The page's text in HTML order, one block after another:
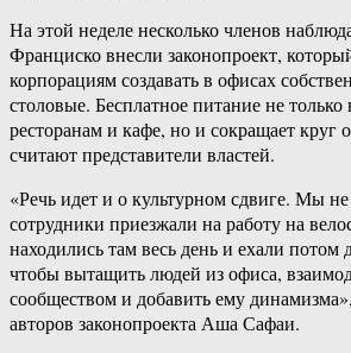
На этой неделе несколько членов
Франциско внесли законопроект,
корпорациям создавать в офисах
столовые. Бесплатное питание не только
ресторанам и кафе, но и сокращает круг
считают представители властей.
«Речь идет и о культурном сдвиге. Мы
сотрудники приезжали на работу на
находились там весь день и ехали потом
чтобы вытащить людей из офиса,
сообществом и добавить ему
авторов законопроекта Аша Сафаи.